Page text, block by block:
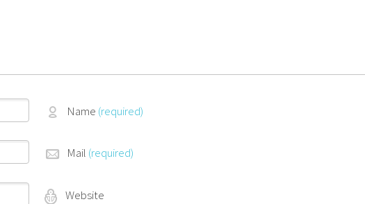
Name (required)
Mail (required)
Website